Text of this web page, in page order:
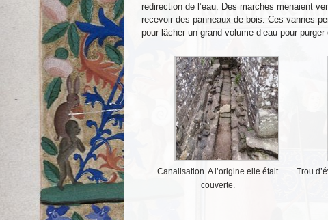
redirection de l’eau. Des marches menaient
recevoir des panneaux de bois. Ces vannes
pour lâcher un grand volume d’eau pour
Canalisation. A l’origine elle était
couverte.
Trou